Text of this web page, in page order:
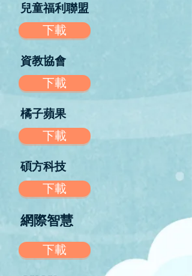
兒童福利聯盟
下載
資教協會
下載
橘子蘋果
下載
碩方科技
下載
網際智慧
下載